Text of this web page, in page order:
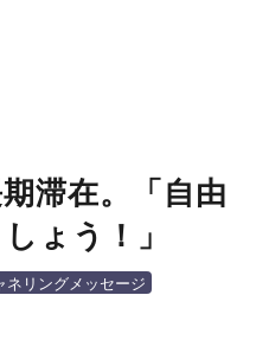
滞在。「自由
ょう！」
ネリングメッセージ